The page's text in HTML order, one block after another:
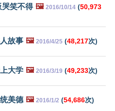
哭笑不得 🖼️ 2016/10/14 (50,973
故事 🖼️ 2016/4/25 (48,217次)
大学 🖼️ 2016/3/19 (49,233次)
美德 🖼️ 2016/1/2 (54,686次)